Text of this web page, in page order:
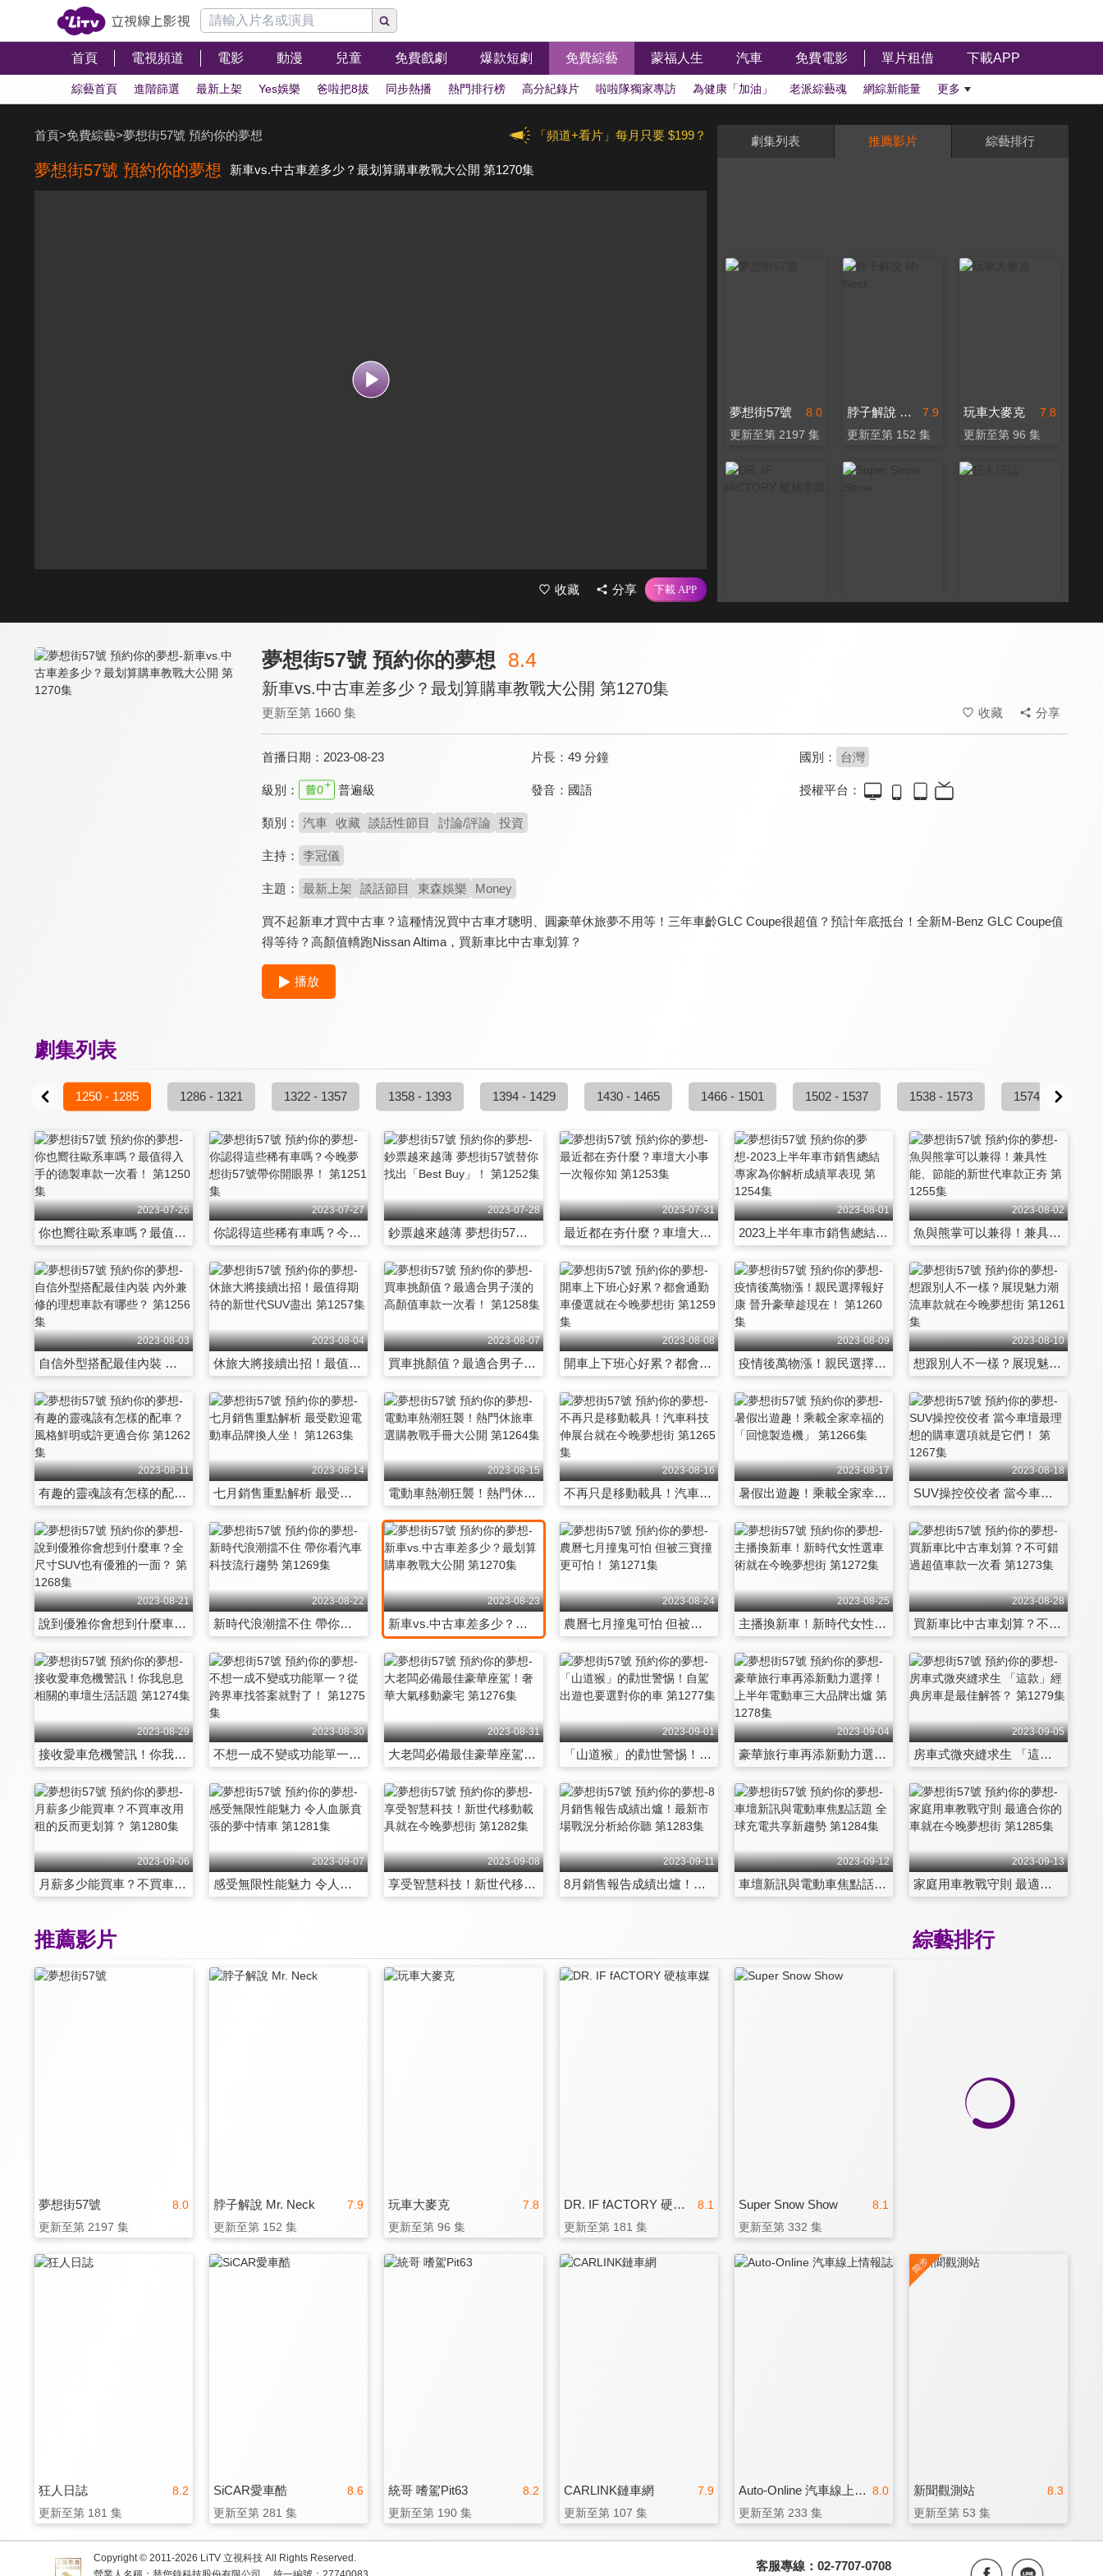
首頁 電視頻道 電影 動漫 兒童 免費戲劇 爆款短劇 免費綜藝 蒙福人生 汽車 免費電影 單片租借 下載APP
綜藝首頁 進階篩選 最新上架 Yes娛樂 爸啦把8拔 同步熱播 熱門排行榜 高分紀錄片 啦啦隊獨家專訪 為健康「加油」 老派綜藝魂 網綜新能量 更多
「頻道+看片」每月只要 $199？
首頁>免費綜藝>夢想街57號 預約你的夢想
夢想街57號 預約你的夢想 新車vs.中古車差多少？最划算購車教戰大公開 第1270集
收藏 分享
劇集列表 推薦影片 綜藝排行
8.0
夢想街57號
更新至第 2197 集
7.9
脖子解說 Mr. Neck
更新至第 152 集
7.8
玩車大麥克
更新至第 96 集
夢想街57號 預約你的夢想 8.4
新車vs.中古車差多少？最划算購車教戰大公開 第1270集
更新至第 1660 集 收藏 分享
首播日期： 2023-08-23 片長： 49 分鐘 國別： 台灣
級別： 普遍級 發音： 國語 授權平台：
類別： 汽車 收藏 談話性節目 討論/評論 投資
主持： 李冠儀
主題： 最新上架 談話節目 東森娛樂 Money
買不起新車才買中古車？這種情況買中古車才聰明、圓豪華休旅夢不用等！三年車齡GLC Coupe很超值？預計年底抵台！全新M-Benz GLC Coupe值
得等待？高顏值轎跑Nissan Altima，買新車比中古車划算？
播放
劇集列表
1250 - 1285 1286 - 1321 1322 - 1357 1358 - 1393 1394 - 1429 1430 - 1465 1466 - 1501 1502 - 1537 1538 - 1573 1574 - 1609
2023-07-26
你也嚮往歐系車嗎？最值得入手的德製車款一次看！ 第1250集
2023-07-27
你認得這些稀有車嗎？今晚夢想街57號帶你開眼界！ 第1251集
2023-07-28
鈔票越來越薄 夢想街57號替你找出「Best Buy」！ 第1252集
2023-07-31
最近都在夯什麼？車壇大小事一次報你知 第1253集
2023-08-01
2023上半年車市銷售總結 專家為你解析成績單表現 第1254集
2023-08-02
魚與熊掌可以兼得！兼具性能、節能的新世代車款正夯 第1255集
2023-08-03
自信外型搭配最佳內裝 內外兼修的理想車款有哪些？ 第1256集
2023-08-04
休旅大將接續出招！最值得期待的新世代SUV盡出 第1257集
2023-08-07
買車挑顏值？最適合男子漢的高顏值車款一次看！ 第1258集
2023-08-08
開車上下班心好累？都會通勤車優選就在今晚夢想街 第1259集
2023-08-09
疫情後萬物漲！親民選擇報好康 晉升豪華趁現在！ 第1260集
2023-08-10
想跟別人不一樣？展現魅力潮流車款就在今晚夢想街 第1261集
2023-08-11
有趣的靈魂該有怎樣的配車？風格鮮明或許更適合你 第1262集
2023-08-14
七月銷售重點解析 最受歡迎電動車品牌換人坐！ 第1263集
2023-08-15
電動車熱潮狂襲！熱門休旅車選購教戰手冊大公開 第1264集
2023-08-16
不再只是移動載具！汽車科技伸展台就在今晚夢想街 第1265集
2023-08-17
暑假出遊趣！乘載全家幸福的「回憶製造機」 第1266集
2023-08-18
SUV操控佼佼者 當今車壇最理想的購車選項就是它們！ 第1267集
2023-08-21
說到優雅你會想到什麼車？全尺寸SUV也有優雅的一面？ 第1268集
2023-08-22
新時代浪潮擋不住 帶你看汽車科技流行趨勢 第1269集
2023-08-23
新車vs.中古車差多少？最划算購車教戰大公開 第1270集
2023-08-24
農曆七月撞鬼可怕 但被三寶撞更可怕！ 第1271集
2023-08-25
主播換新車！新時代女性選車術就在今晚夢想街 第1272集
2023-08-28
買新車比中古車划算？不可錯過超值車款一次看 第1273集
2023-08-29
接收愛車危機警訊！你我息息相關的車壇生活話題 第1274集
2023-08-30
不想一成不變或功能單一？從跨界車找答案就對了！ 第1275集
2023-08-31
大老闆必備最佳豪華座駕！奢華大氣移動豪宅 第1276集
2023-09-01
「山道猴」的勸世警惕！自駕出遊也要選對你的車 第1277集
2023-09-04
豪華旅行車再添新動力選擇！上半年電動車三大品牌出爐 第1278集
2023-09-05
房車式微夾縫求生 「這款」經典房車是最佳解答？ 第1279集
2023-09-06
月薪多少能買車？不買車改用租的反而更划算？ 第1280集
2023-09-07
感受無限性能魅力 令人血脈賁張的夢中情車 第1281集
2023-09-08
享受智慧科技！新世代移動載具就在今晚夢想街 第1282集
2023-09-11
8月銷售報告成績出爐！最新市場戰況分析給你聽 第1283集
2023-09-12
車壇新訊與電動車焦點話題 全球充電共享新趨勢 第1284集
2023-09-13
家庭用車教戰守則 最適合你的車就在今晚夢想街 第1285集
綜藝排行
推薦影片
8.0
夢想街57號
更新至第 2197 集
7.9
脖子解說 Mr. Neck
更新至第 152 集
7.8
玩車大麥克
更新至第 96 集
8.1
DR. IF fACTORY 硬核車媒
更新至第 181 集
8.1
Super Snow Show
更新至第 332 集
8.2
狂人日誌
更新至第 181 集
8.6
SiCAR愛車酷
更新至第 281 集
8.2
統哥 嗜駕Pit63
更新至第 190 集
7.9
CARLINK鏈車網
更新至第 107 集
8.0
Auto-Online 汽車線上情報誌
更新至第 233 集
8.3
新聞觀測站
更新至第 53 集
Copyright © 2011-2026 LiTV 立視科技 All Rights Reserved.
客服專線：02-7707-0708